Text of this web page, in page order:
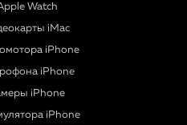
Watch
iMac
iPhone
iPhone
iPhone
iPhone